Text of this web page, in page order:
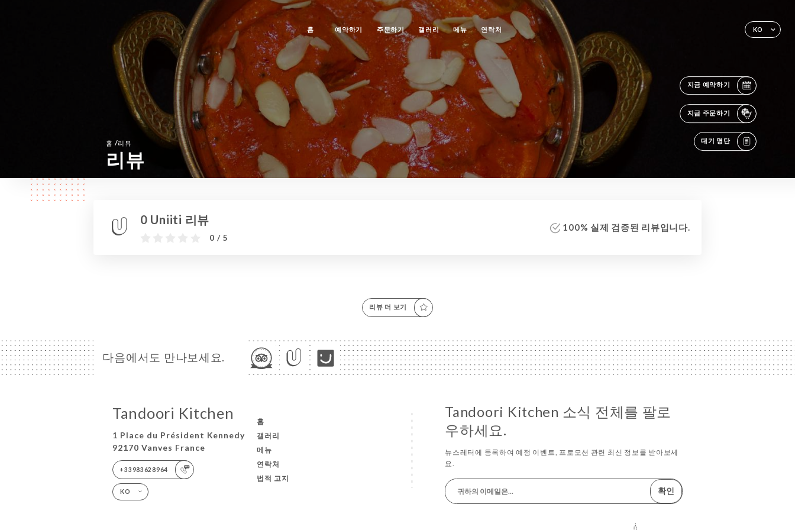
KO
홈 예약하기 주문하기 갤러리 메뉴 연락처
지금 예약하기
지금 주문하기
대기 명단
홈 /리뷰
리뷰
0 Uniiti 리뷰
0 / 5
100% 실제 검증된 리뷰입니다.
리뷰 더 보기
다음에서도 만나보세요.
Tandoori Kitchen
1 Place du Président Kennedy
92170 Vanves France
+33983628964
KO
홈
갤러리
메뉴
연락처
법적 고지
Tandoori Kitchen 소식 전체를 팔로
우하세요.
뉴스레터에 등록하여 예정 이벤트, 프로모션 관련 최신 정보를 받아보세
요.
확인